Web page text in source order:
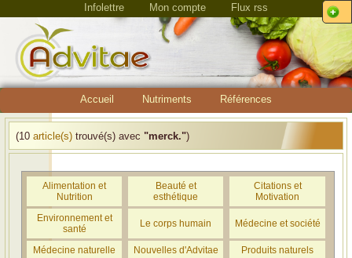
Infolettre Mon compte Flux rss
Accueil Nutriments Références
(10 article(s) trouvé(s) avec "merck.")
Alimentation et
Nutrition
Beauté et
esthétique
Citations et
Motivation
Environnement et
santé
Le corps humain Médecine et société
Médecine naturelle Nouvelles d'Advitae Produits naturels